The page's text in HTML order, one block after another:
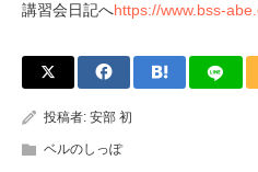
講習会日記へhttps://www.bss-
投稿者: 安部 初
ベルのしっぽ